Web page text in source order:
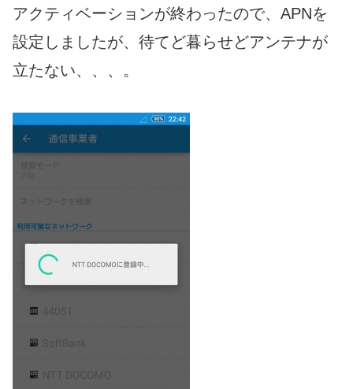
アクティベーションが終わったので、APNを
設定しましたが、待てど暮らせどアンテナが
立たない、、、。